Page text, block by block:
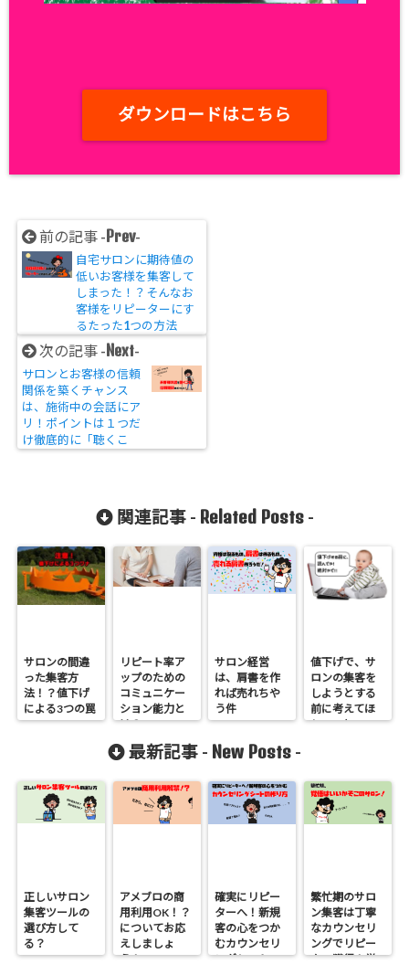
ダウンロードはこちら
前の記事 -Prev-
自宅サロンに期待値の
低いお客様を集客して
しまった！？そんなお
客様をリピーターにす
るたった1つの方法
次の記事 -Next-
サロンとお客様の信頼
関係を築くチャンス
は、施術中の会話にア
リ！ポイントは１つだ
け徹底的に「聴くこ
と」
関連記事 - Related Posts-
サロンの間違
った集客方
法！？値下げ
による3つの罠
リピート率ア
ップのための
コミュニケー
ション能力と
は？
サロン経営
は、肩書を作
れば売れちや
う件
値下げで、サ
ロンの集客を
しようとする
前に考えてほ
しいこと
最新記事 - New Posts -
正しいサロン
集客ツールの
選び方して
る？
アメブロの商
用利用OK！？
についてお応
えしましょ
う！
確実にリピー
ターへ！新規
客の心をつか
むカウンセリ
ングシートの
繁忙期のサロ
ン集客は丁寧
なカウンセリ
ングでリピー
ター獲得！覚